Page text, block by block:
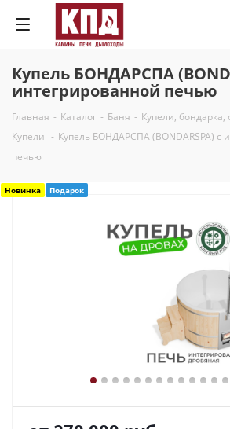
Купель БОНДАРСПА
интегрированной печью
Главная - Каталог - Баня - Купели, бондарка,
Купели - Купель БОНДАРСПА (BONDARSPA) с
печью
Новинка Подарок